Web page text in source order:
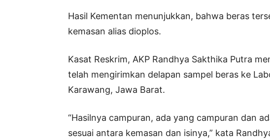
Hasil Kementan menunjukkan, bahwa beras
kemasan alias dioplos.
Kasat Reskrim, AKP Randhya Sakthika Putra
telah mengirimkan delapan sampel beras ke
Karawang, Jawa Barat.
“Hasilnya campuran, ada yang campuran dan
sesuai antara kemasan dan isinya,” kata